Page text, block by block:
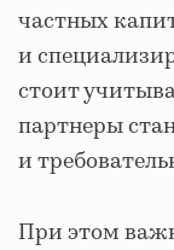
частных
и
стоит
партнеры
и
При этом